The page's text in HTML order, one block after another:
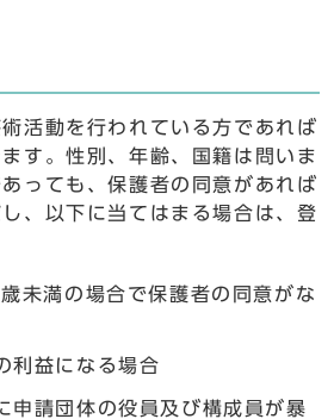
活動を行われている方であれば
す。性別、年齢、国籍は問いま
っても、保護者の同意があれば
、以下に当てはまる場合は、登
未満の場合で保護者の同意がな
利益になる場合
申請団体の役員及び構成員が暴